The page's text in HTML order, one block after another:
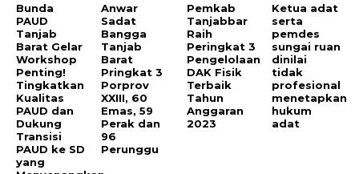
Bunda
PAUD
Tanjab
Barat Gelar
Workshop
Penting!
Tingkatkan
Kualitas
PAUD dan
Dukung
Transisi
PAUD ke SD
yang
Anwar
Sadat
Bangga
Tanjab
Barat
Pringkat 3
Porprov
XXIII, 60
Emas, 59
Perak dan
96
Perunggu
Pemkab
Tanjabbar
Raih
Peringkat 3
Pengelolaan
DAK Fisik
Terbaik
Tahun
Anggaran
2023
Ketua adat
serta
pemdes
sungai ruan
dinilai
tidak
profesional
menetapkan
hukum
adat